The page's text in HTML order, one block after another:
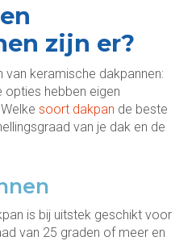
zijn er?
van keramische dakpannen:
opties hebben eigen
soort dakpan de beste
van je dak en de
is bij uitstek geschikt voor
van 25 graden of meer en